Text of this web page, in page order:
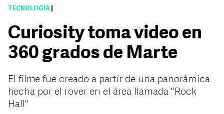
TECNOLOGÍA
Curiosity toma video en
360 grados de Marte
El filme fue creado a partir de una panorámica
hecha por el rover en el área llamada "Rock
Hall"